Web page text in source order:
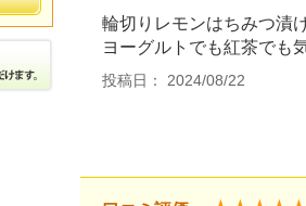
輪切りレモンはちみつ漬
ヨーグルトでも紅茶でも
投稿日： 2024/08/22